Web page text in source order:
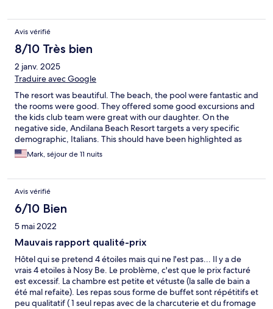
Avis vérifié
8/10 Très bien
2 janv. 2025
Traduire avec Google
The resort was beautiful. The beach, the pool were fantastic and
the rooms were good. They offered some good excursions and
the kids club team were great with our daughter. On the
negative side, Andilana Beach Resort targets a very specific
demographic, Italians. This should have been highlighted as
everything was in Italian, including all the entertainment, which
limited our enjoyment. The language barrier was also a bit of a
spoke limited English. The food was also specific to the
demographic with more pasta and pizza on offer than we could
handle. There were a few other options, but the quality was
average. The resort could benefit from incorporating more local
cuisine more regularly. We did get local options on the
excursions, which was really good. Overall, the resort was great,
the staff were great, but we struggled with the fact that
everything was in Italian, which we did not expect from a French
speaking territory.
Mark, séjour de 11 nuits
Avis vérifié
6/10 Bien
5 mai 2022
Mauvais rapport qualité-prix
Hôtel qui se pretend 4 étoiles mais qui ne l'est pas... Il y a de
vrais 4 etoiles à Nosy Be. Le problème, c'est que le prix facturé
est excessif. La chambre est petite et vétuste (la salle de bain a
été mal refaite). Les repas sous forme de buffet sont répétitifs et
peu qualitatif ( 1 seul repas avec de la charcuterie et du fromage